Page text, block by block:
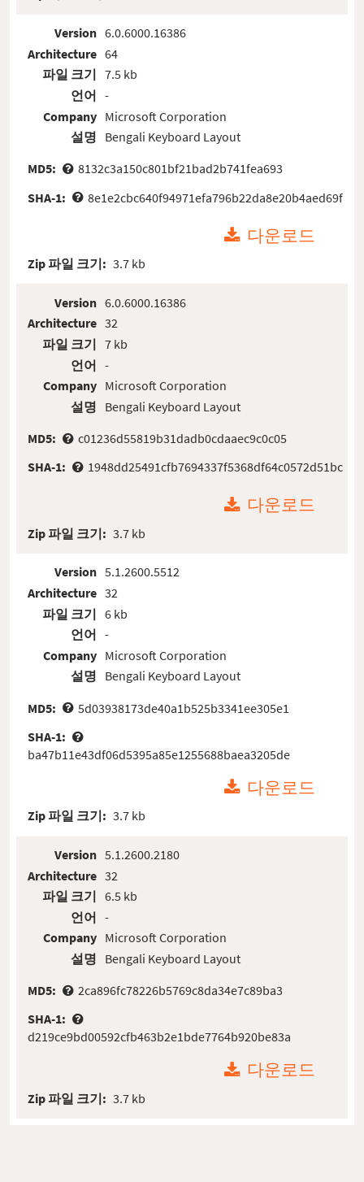
Version
Architecture
파일 크기
언어
Company
설명
6.0.6000.16386
64
7.5 kb
-
Microsoft Corporation
Bengali Keyboard Layout
MD5:
8132c3a150c801bf21bad2b741fea693
SHA-1:
8e1e2cbc640f94971efa796b22da8e20b4aed69f
다운로드
Zip 파일 크기: 3.7 kb
Version
Architecture
파일 크기
언어
Company
설명
6.0.6000.16386
32
7 kb
-
Microsoft Corporation
Bengali Keyboard Layout
MD5:
c01236d55819b31dadb0cdaaec9c0c05
SHA-1:
1948dd25491cfb7694337f5368df64c0572d51bc
다운로드
Zip 파일 크기: 3.7 kb
Version
Architecture
파일 크기
언어
Company
설명
5.1.2600.5512
32
6 kb
-
Microsoft Corporation
Bengali Keyboard Layout
MD5:
5d03938173de40a1b525b3341ee305e1
SHA-1:
ba47b11e43df06d5395a85e1255688baea3205de
다운로드
Zip 파일 크기: 3.7 kb
Version
Architecture
파일 크기
언어
Company
설명
5.1.2600.2180
32
6.5 kb
-
Microsoft Corporation
Bengali Keyboard Layout
MD5:
2ca896fc78226b5769c8da34e7c89ba3
SHA-1:
d219ce9bd00592cfb463b2e1bde7764b920be83a
다운로드
Zip 파일 크기: 3.7 kb